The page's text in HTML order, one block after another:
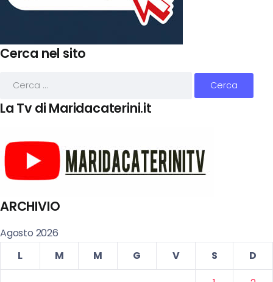
Cerca nel sito
La Tv di Maridacaterini.it
ARCHIVIO
Agosto 2026
L
M M G V S
D